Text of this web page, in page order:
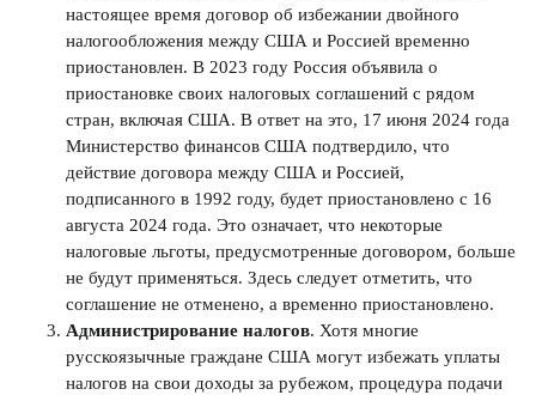
настоящее время договор об избежании двойного
налогообложения между США и Россией временно
приостановлен. В 2023 году Россия объявила о
приостановке своих налоговых соглашений с рядом
стран, включая США. В ответ на это, 17 июня 2024 года
Министерство финансов США подтвердило, что
действие договора между США и Россией,
подписанного в 1992 году, будет приостановлено с 16
августа 2024 года. Это означает, что некоторые
налоговые льготы, предусмотренные договором, больше
не будут применяться. Здесь следует отметить, что
соглашение не отменено, а временно приостановлено.
Администрирование налогов. Хотя многие
русскоязычные граждане США могут избежать уплаты
налогов на свои доходы за рубежом, процедура подачи